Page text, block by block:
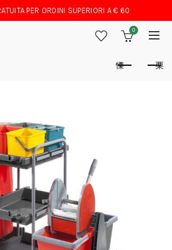
PER ORDINI SUPERIORI A € 60
0